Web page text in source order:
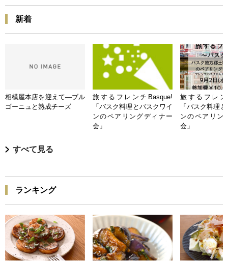
新着
相模屋本店を迎えて―ブル
ゴーニュと熟成チーズ
旅するフレンチBasque!
「バスク料理とバスクワイ
ンのペアリングディナー
会」
旅するフレン
「バスク料理
ンのペアリン
会」
すべて見る
ランキング